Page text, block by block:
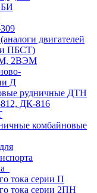
БИ
двигателей
ПБСТ)
2ВЭМ
Д
рудничные ДТН
ДК-816
комбайновые
тока серии П
тока серии 2ПН